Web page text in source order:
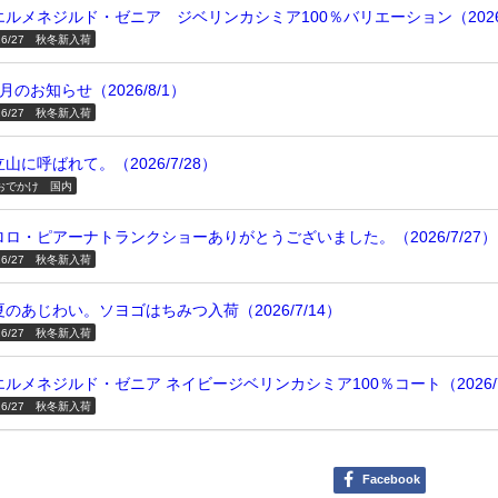
ルメネジルド・ゼニア ジベリンカシミア100％バリエーション（
27 秋冬新入荷
のお知らせ（2026/8/1）
27 秋冬新入荷
山に呼ばれて。（2026/7/28）
でかけ 国内
ロ・ピアーナトランクショーありがとうございました。（2026/7/27）
27 秋冬新入荷
のあじわい。ソヨゴはちみつ入荷（2026/7/14）
27 秋冬新入荷
ルメネジルド・ゼニア ネイビージベリンカシミア100％コート（2026/
27 秋冬新入荷
Facebook